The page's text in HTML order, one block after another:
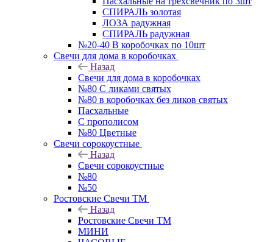
СПИРАЛЬ золотая
ЛОЗА радужная
СПИРАЛЬ радужная
№20-40 В коробочках по 10шт
Свечи для дома в коробочках
Назад
Свечи для дома в коробочках
№80 С ликами святых
№80 в коробочках без ликов святых
Пасхальные
С прополисом
№80 Цветные
Свечи сорокоустные
Назад
Свечи сорокоустные
№80
№50
Ростовские Свечи ТМ
Назад
Ростовские Свечи ТМ
МИНИ